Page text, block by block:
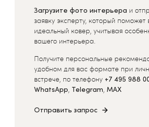
Загрузите фото интерьера и
заявку эксперту, который поможет
идеальный ковер, учитывая
вашего интерьера.
Получите персональные
удобном для вас формате при
встрече, по телефону +7 495 988
WhatsApp, Telegram, MAX
Отправить запрос